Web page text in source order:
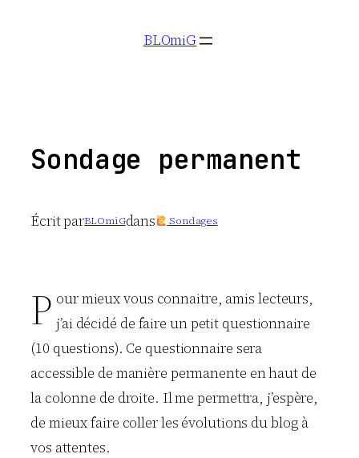
BLOmiG
Sondage permanent
Écrit parBLOmiGdans Sondages
P our mieux vous connaitre, amis lecteurs,
j’ai décidé de faire un petit questionnaire
(10 questions). Ce questionnaire sera
accessible de manière permanente en haut de
la colonne de droite. Il me permettra, j’espère,
de mieux faire coller les évolutions du blog à
vos attentes.